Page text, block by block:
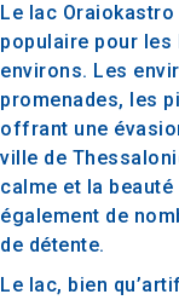
Le lac
populaire pour les
environs. Les
promenades, les
offrant une
ville de
calme et la
également de
de détente.
Le lac, bien